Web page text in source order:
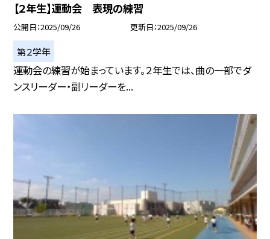
【２年生】運動会 表現の練習
公開日 2025/09/26 更新日 2025/09/26
第２学年
運動会の練習が始まっています。２年生では、曲の一部でダ
ンスリーダー・副リーダーを...